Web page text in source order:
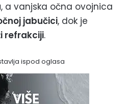
, a vanjska očna ovojnica
jabučici, dok je
refrakciji.
ispod oglasa